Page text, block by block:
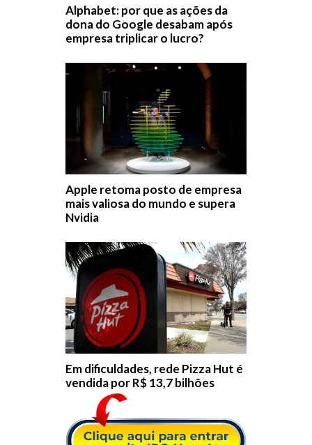
Alphabet: por que as ações da
dona do Google desabam após
empresa triplicar o lucro?
Apple retoma posto de empresa
mais valiosa do mundo e supera
Nvidia
Em dificuldades, rede Pizza Hut é
vendida por R$ 13,7 bilhões